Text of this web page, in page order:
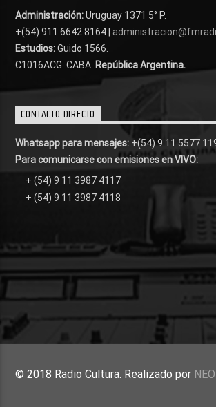
Administración:Uruguay 1371 5° P.
+(54) 911 6642 8164 |
Estudios:Guido 1566.
C1016ACG . CABA. República Argentina.
CONTACTO DIRECTO
Whatsapp para mensajes: +(54) 9 11 5577
Para comunicarse con emisiones en VIVO:
+ (54) 9 11 3987 4117
+ (54) 9 11 3987 4118
© 2018 Radio Cultura. Realizado por